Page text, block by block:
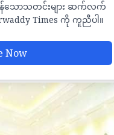
သောသတင်းများ ဆက်လက်
Times ကို ကူညီပါ။
Now
င်ငံဖြစ်စဉ်တွ
စာယူရမည်ဟု
SEPTEMBER 13, 2025